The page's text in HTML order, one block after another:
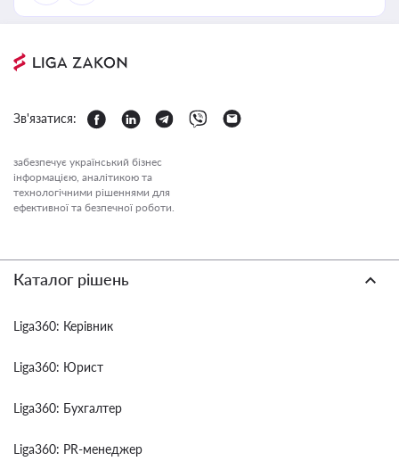
Зв'язатися:
забезпечує український бізнес
інформацією, аналітикою та
технологічними рішеннями для
ефективної та безпечної роботи.
Каталог рішень
Liga360: Керівник
Liga360: Юрист
Liga360: Бухгалтер
Liga360: PR-менеджер